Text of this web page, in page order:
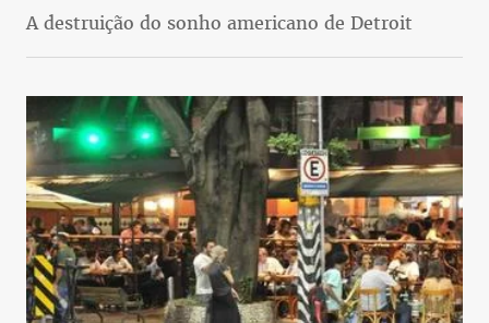
A destruição do sonho americano de Detroit